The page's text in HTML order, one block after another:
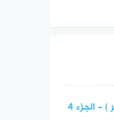
– الجزء 4